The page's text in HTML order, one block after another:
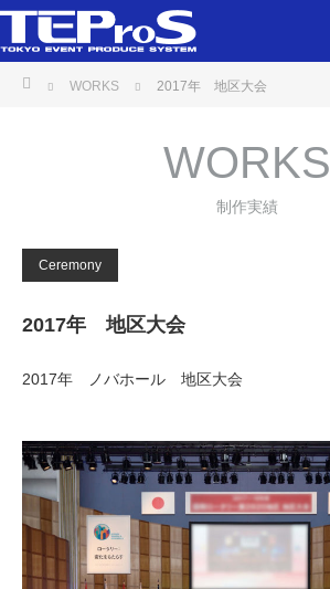
ホームWORKS 2017年 地区大会
WORKS
制作実績
Ceremony
2017年 地区大会
2017年 ノバホール 地区大会